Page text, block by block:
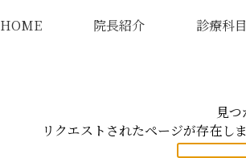
HOME 院長紹介 診療科目
見
リクエストされたページが存在し
検